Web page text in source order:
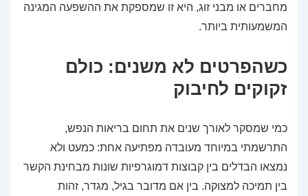
מחברים או מבני זוג, היא זו שמספקת את ההשפעה המגינה
המשמעותית ביותר.
כשהפרטים לא משנים: כולם
זקוקים לחיבוק
כמי שמסקר לאורך שנים את תחום בריאות הנפש,
התרשמתי במיוחד מעובדה מפתיעה אחת: כמעט ולא
נמצאו הבדלים בין קבוצות דמוגרפיות שונות מבחינת הקשר
בין תמיכה למצוקה. בין אם מדובר בגיל, מגדר, זהות